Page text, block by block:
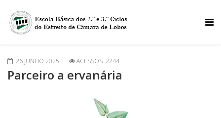
26 JUNHO 2025 ACESSOS: 2244
Parceiro a ervanária